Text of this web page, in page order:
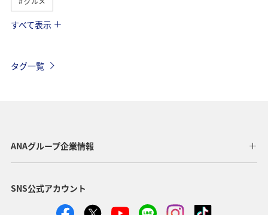
京都府
湖 冬 自然・植物 ホテル
ANAグルメマイル
すべて表示
タグ一覧
ANAグループ企業情報
SNS公式アカウント